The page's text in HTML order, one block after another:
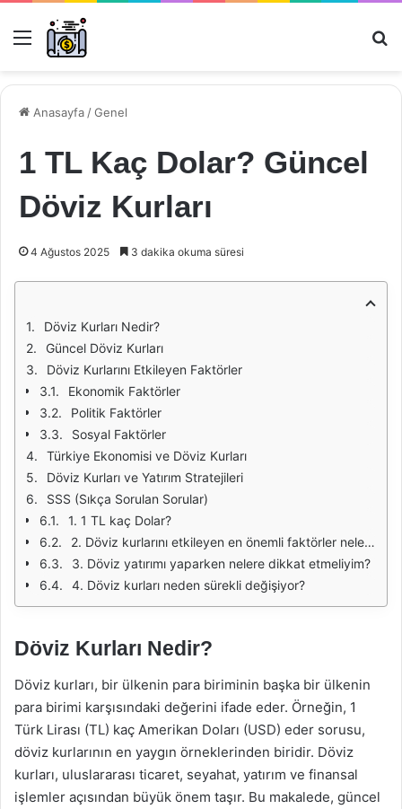
Menü
Anasayfa /Genel
1 TL Kaç Dolar? Güncel
Döviz Kurları
4 Ağustos 2025 3 dakika okuma süresi
Döviz Kurları Nedir?
Güncel Döviz Kurları
Döviz Kurlarını Etkileyen Faktörler
Ekonomik Faktörler
Politik Faktörler
Sosyal Faktörler
Türkiye Ekonomisi ve Döviz Kurları
Döviz Kurları ve Yatırım Stratejileri
SSS (Sıkça Sorulan Sorular)
1. 1 TL kaç Dolar?
2. Döviz kurlarını etkileyen en önemli faktörler nelerdir?
3. Döviz yatırımı yaparken nelere dikkat etmeliyim?
4. Döviz kurları neden sürekli değişiyor?
Döviz Kurları Nedir?
Döviz kurları, bir ülkenin para biriminin başka bir ülkenin
para birimi karşısındaki değerini ifade eder. Örneğin, 1
Türk Lirası (TL) kaç Amerikan Doları (USD) eder sorusu,
döviz kurlarının en yaygın örneklerinden biridir. Döviz
kurları, uluslararası ticaret, seyahat, yatırım ve finansal
işlemler açısından büyük önem taşır. Bu makalede, güncel